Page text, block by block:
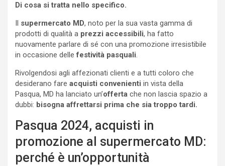
Di cosa si tratta nello specifico.
supermercato MD, noto per la sua vasta gamma di
prodotti di qualità a prezzi accessibili, ha fatto
nuovamente parlare di sé con una promozione irresistibile
in occasione dellefestività pasquali.
Rivolgendosi agli affezionati clienti e a tutti coloro che
desiderano fare acquisti convenienti in vista della
Pasqua, MD ha lanciato un’offerta che non lascia spazio a
dubbi: bisogna affrettarsi prima che sia troppo tardi.
Pasqua 2024, acquisti in
promozione al supermercato MD:
perché è un’opportunità